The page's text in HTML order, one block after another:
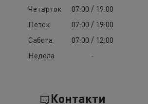
Четврток
07:00 / 19:00
Петок
07:00 / 19:00
Сабота
07:00 / 12:00
Недела
-
Контакти